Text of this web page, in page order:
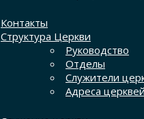
Контакты
Структура Церкви
Руководство
Отделы
Служители
Адреса церквей